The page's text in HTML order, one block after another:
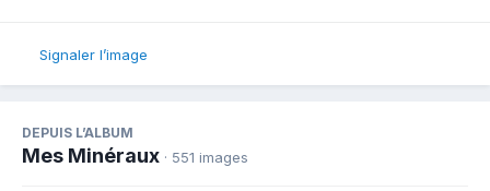
Signaler l’image
DEPUIS L’ALBUM
Mes Minéraux · 551 images